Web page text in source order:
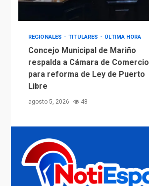
REGIONALES TITULARES ÚLTIMA HORA
Concejo Municipal de Mariño
respalda a Cámara de Comercio
para reforma de Ley de Puerto
Libre
agosto 5, 2026 48